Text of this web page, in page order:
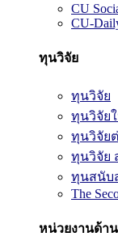
CU
CU-
ทุนวิจัย
ทุนวิจัย
ทุนวิจัย
ทุนวิจัย
ทุนวิจัย
ทุนสนับ
The
หน่วยงานด้า